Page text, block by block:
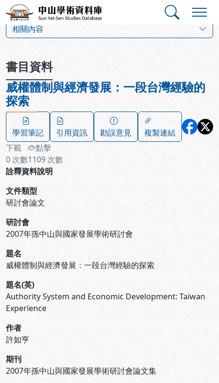
跳到主要內容
中山學術資料庫
相關內容
書目資料
威權體制與經濟發展：一段台灣經驗的
探索
學習筆記 引用資訊 勘誤意見
複製連結
下載
0 次數
點擊
1109 次數
詮釋資料說明
文件類型
研討會論文
研討會
2007年孫中山與國家發展學術研討會
題名
威權體制與經濟發展：一段台灣經驗的探索
題名(英)
Authority System and Economic Development: Taiwan
Experience
作者
許如亨
期刊
2007年孫中山與國家發展學術研討會論文集